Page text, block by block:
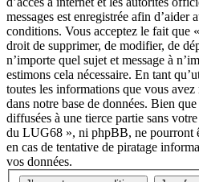
messages est enregistrée afin d’aider
conditions. Vous acceptez le fait
droit de supprimer, de modifier, de
n’importe quel sujet et message à
estimons cela nécessaire. En tant
toutes les informations que vous avez
dans notre base de données. Bien
diffusées à une tierce partie sans
du LUG68 », ni phpBB, ne pourront
en cas de tentative de piratage
vos données.